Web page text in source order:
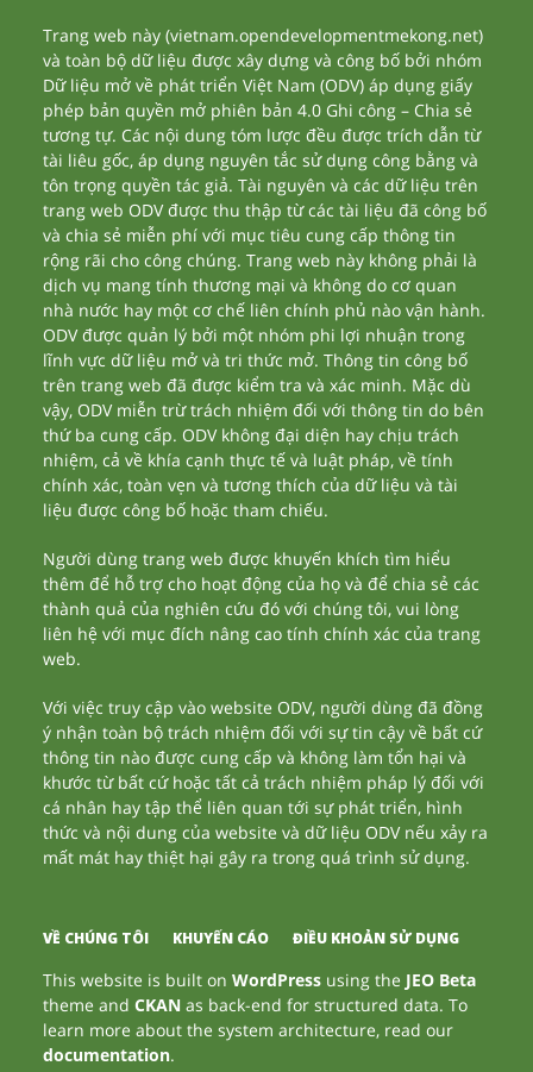
Trang web này (vietnam.opendevelopmentmekong.net)
và toàn bộ dữ liệu được xây dựng và công bố bởi nhóm
Dữ liệu mở về phát triển Việt Nam (ODV) áp dụng giấy
phép bản quyền mở phiên bản 4.0 Ghi công – Chia sẻ
tương tự. Các nội dung tóm lược đều được trích dẫn từ
tài liêu gốc, áp dụng nguyên tắc sử dụng công bằng và
tôn trọng quyền tác giả. Tài nguyên và các dữ liệu trên
trang web ODV được thu thập từ các tài liệu đã công bố
và chia sẻ miễn phí với mục tiêu cung cấp thông tin
rộng rãi cho công chúng. Trang web này không phải là
dịch vụ mang tính thương mại và không do cơ quan
nhà nước hay một cơ chế liên chính phủ nào vận hành.
ODV được quản lý bởi một nhóm phi lợi nhuận trong
lĩnh vực dữ liệu mở và tri thức mở. Thông tin công bố
trên trang web đã được kiểm tra và xác minh. Mặc dù
vậy, ODV miễn trừ trách nhiệm đối với thông tin do bên
thứ ba cung cấp. ODV không đại diện hay chịu trách
nhiệm, cả về khía cạnh thực tế và luật pháp, về tính
chính xác, toàn vẹn và tương thích của dữ liệu và tài
liệu được công bố hoặc tham chiếu.
Người dùng trang web được khuyến khích tìm hiểu
thêm để hỗ trợ cho hoạt động của họ và để chia sẻ các
thành quả của nghiên cứu đó với chúng tôi, vui lòng
liên hệ với mục đích nâng cao tính chính xác của trang
web.
Với việc truy cập vào website ODV, người dùng đã đồng
ý nhận toàn bộ trách nhiệm đối với sự tin cậy về bất cứ
thông tin nào được cung cấp và không làm tổn hại và
khước từ bất cứ hoặc tất cả trách nhiệm pháp lý đối với
cá nhân hay tập thể liên quan tới sự phát triển, hình
thức và nội dung của website và dữ liệu ODV nếu xảy ra
mất mát hay thiệt hại gây ra trong quá trình sử dụng.
VỀ CHÚNG TÔI KHUYẾN CÁO ĐIỀU KHOẢN SỬ DỤNG
This website is built onWordPress using the JEO Beta
theme andCKAN as back-end for structured data. To
learn more about the system architecture, read our
documentation.